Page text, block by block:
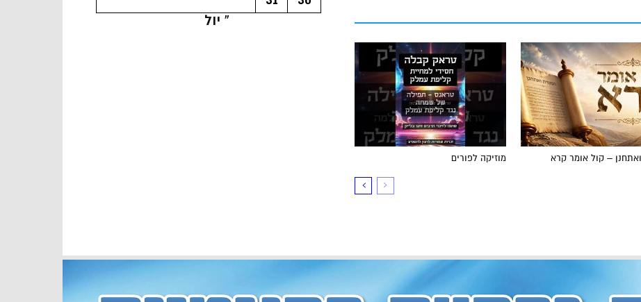
מוזיקה לפורים – קול אומר קרא
« יול